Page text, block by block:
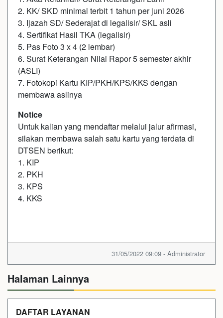
2. KK/ SKD minimal terbit 1 tahun per juni 2026
3. Ijazah SD/ Sederajat di legalisir/ SKL asli
4. Sertifikat Hasil TKA (legalisir)
5. Pas Foto 3 x 4 (2 lembar)
6. Surat Keterangan Nilai Rapor 5 semester akhir
(ASLI)
7. Fotokopi Kartu KIP/PKH/KPS/KKS dengan
membawa aslinya
Notice
Untuk kalian yang mendaftar melalui jalur afirmasi,
silakan membawa salah satu kartu yang terdata di
DTSEN berikut:
1. KIP
2. PKH
3. KPS
4. KKS
31/05/2022 09:09 - Administrator
Halaman Lainnya
DAFTAR LAYANAN